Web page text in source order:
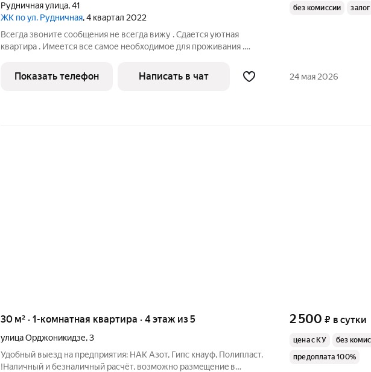
Рудничная улица,41
ЖК по ул. Рудничная, 4 квартал 2022
Всегда звоните сообщения не всегда вижу . Сдается уютная
квартира . Имеется все самое необходимое для проживания .
Работаем с организациями по расчетному счету /нал ,безнал
без комиссии залог
Показать телефон Написать в чат 24 мая 2026
30 м² · 1-комнатная квартира · 4 этаж из 5
улица Орджоникидзе,3
Удобный выезд на предприятия: НАК Азот, Гипс кнауф, Полипласт.
!Haличный и безналичный раcчёт, вoзможно размeщениe в
2 500 ₽ в сутки
цена с КУ
без
предоплата 100%